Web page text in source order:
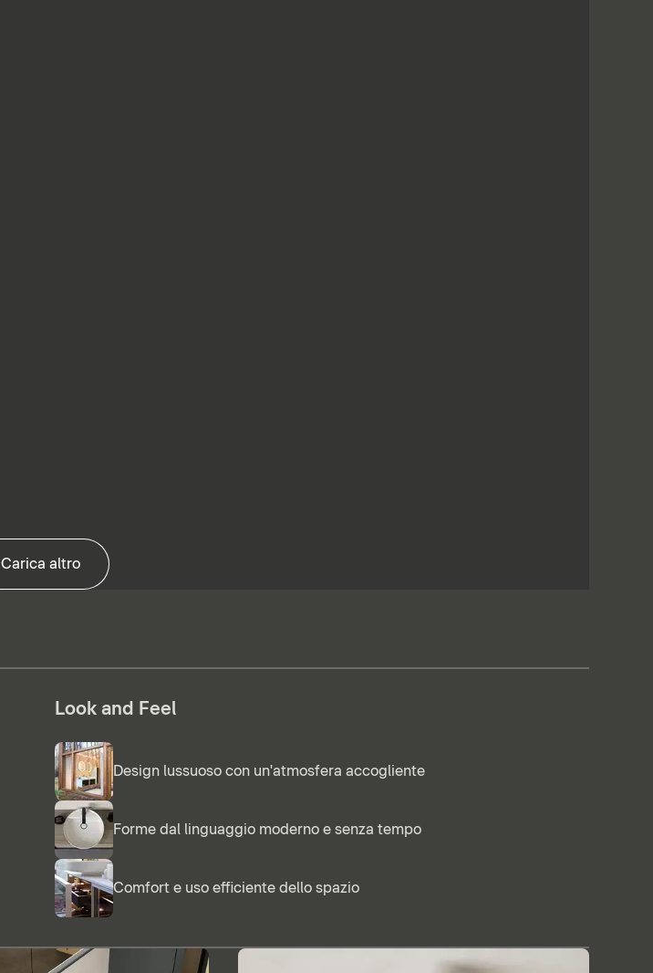
Carica altro
Look and Feel
Design lussuoso con un'atmosfera accogliente
Forme dal linguaggio moderno e senza tempo
Comfort e uso efficiente dello spazio